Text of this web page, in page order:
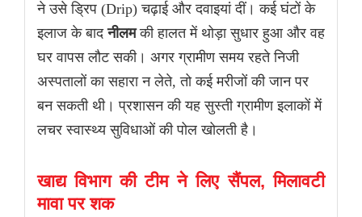
ने उसे ड्रिप (Drip) चढ़ाई और दवाइयां दीं। कई घंटों के
इलाज के बादनीलमकी हालत में थोड़ा सुधार हुआ और वह
घर वापस लौट सकी। अगर ग्रामीण समय रहते निजी
अस्पतालों का सहारा न लेते, तो कई मरीजों की जान पर
बन सकती थी। प्रशासन की यह सुस्ती ग्रामीण इलाकों में
लचर स्वास्थ्य सुविधाओं की पोल खोलती है।
खाद्य विभाग की टीम ने लिए सैंपल, मिलावटी
मावा पर शक